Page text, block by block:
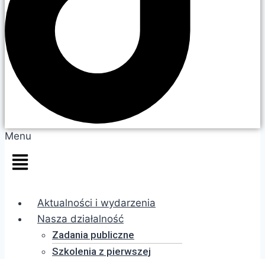
Menu
Aktualności i wydarzenia
Nasza działalność
Zadania publiczne
Szkolenia z pierwszej